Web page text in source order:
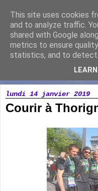
Running
Association de course à
lundi 14 janvier 2019
Courir à
This site uses cookies
and to analyze traffic.
shared with Google
metrics to ensure
statistics, and to detect